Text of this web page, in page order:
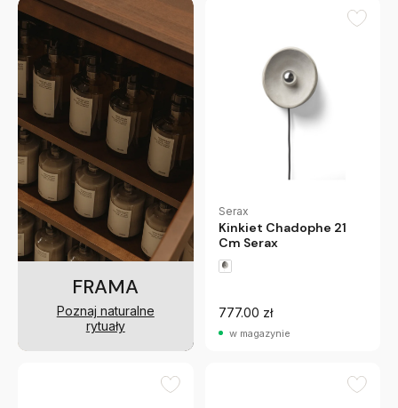
FRAMA
Poznaj naturalne
rytuały
Serax
Kinkiet Chadophe 21
Cm Serax
777.00 zł
w magazynie